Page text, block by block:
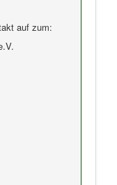
auf zum: